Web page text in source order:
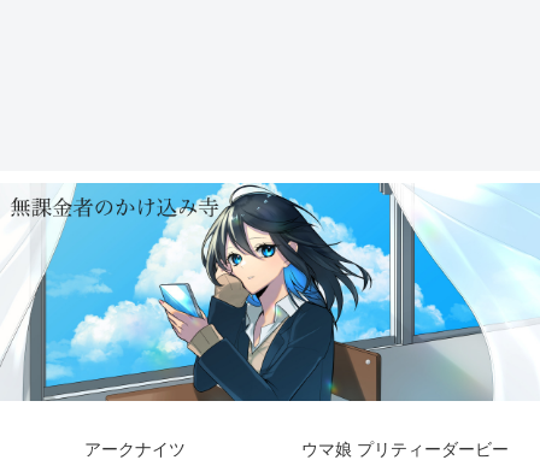
アークナイツ ウマ娘 プリティーダービー